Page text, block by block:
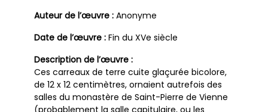
Auteur de l’œuvre : Anonyme
Date de l’œuvre : Fin du XVe siècle
Description de l’œuvre :
Ces carreaux de terre cuite glaçurée bicolore,
de 12 x 12 centimètres, ornaient autrefois des
salles du monastère de Saint-Pierre de Vienne
(probablement la salle capitulaire, ou les